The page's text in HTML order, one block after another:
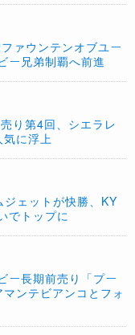
ァウンテンオブユー
ー兄弟制覇へ前進
り第4回、シエラレ
に浮上
ジェットが快勝、KY
でトップに
ー長期前売り「プー
ンテビアンコとフォ